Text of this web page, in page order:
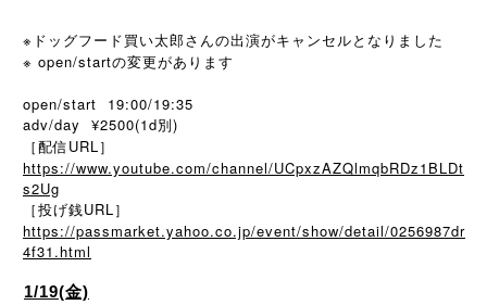
※ドッグフード買い太郎さんの出演がキャンセルとなりました
※ open/startの変更があります
open/start 19:00/19:35
adv/day ¥2500(1d別)
［配信URL］
https://www.youtube.com/channel/UCpxzAZQlmqbRDz1BLDt
s2Ug
［投げ銭URL］
https://passmarket.yahoo.co.jp/event/show/detail/0256987dr
4f31.html
1/19(金)